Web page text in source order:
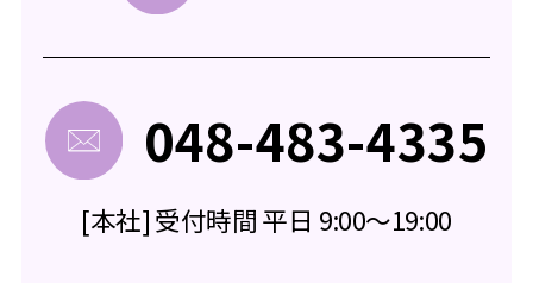
048-483-4335
[本社] 受付時間 平日 9:00～19:00